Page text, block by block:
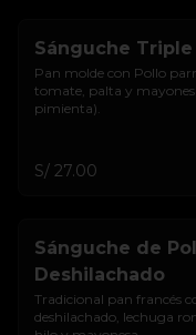
Sánguche Triple
Pan molde con Pollo
tomate, palta y
pimienta).
S/ 27.00
Sánguche de
Deshilachado
Tradicional pan francés
deshilachado, lechuga